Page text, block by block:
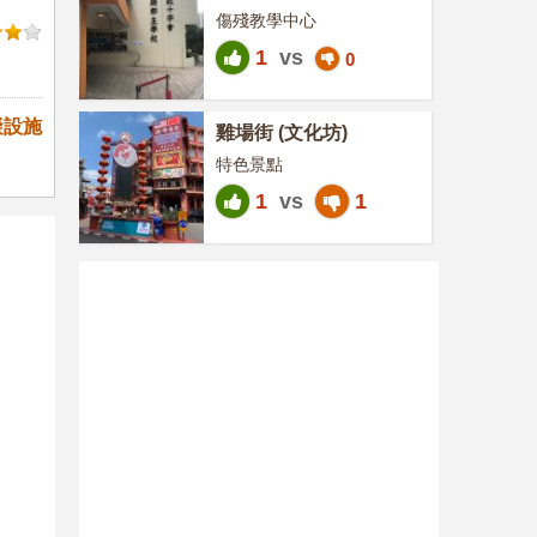
施
傷殘教學中心
1 vs 0
雞場街 (文化坊)
特色景點
1 vs 1